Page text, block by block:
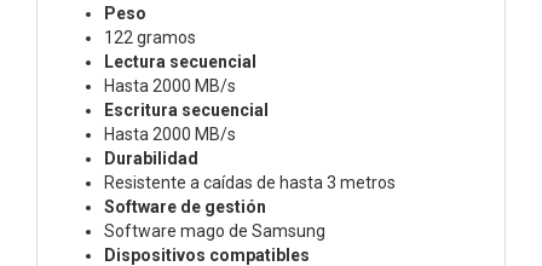
Peso
122 gramos
Lectura secuencial
Hasta 2000 MB/s
Escritura secuencial
Hasta 2000 MB/s
Durabilidad
Resistente a caídas de hasta 3 metros
Software de gestión
Software mago de Samsung
Dispositivos compatibles